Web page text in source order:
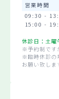
営業時間
09:30 -
15:00 -
休診日：土曜
※予約制です
※臨時休診の
お願い致しま